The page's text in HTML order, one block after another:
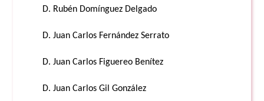
D. Rubén Domínguez Delgado
D. Juan Carlos Fernández Serrato
D. Juan Carlos Figuereo Benítez
D. Juan Carlos Gil González